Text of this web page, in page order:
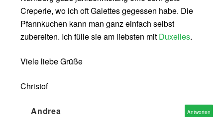
Creperie, wo ich oft Galettes gegessen habe. Die
Pfannkuchen kann man ganz einfach selbst
zubereiten. Ich fülle sie am liebsten mit Duxelles.
Viele liebe Grüße
Christof
Andrea Antworten